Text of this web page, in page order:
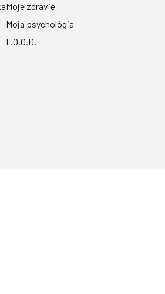
Moje zdravie
Moja psychológia
F.O.O.D.